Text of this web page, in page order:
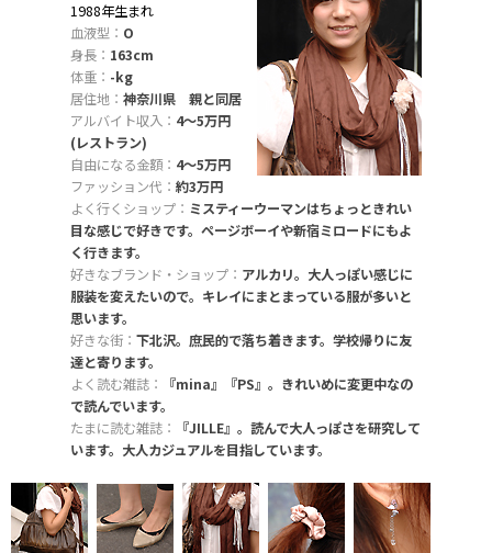
1988年生まれ
血液型： O
身長： 163cm
体重： -kg
居住地： 神奈川県 親と同居
アルバイト収入： 4〜5万円
(レストラン)
自由になる金額： 4〜5万円
ファッション代： 約3万円
よく行くショップ： ミスティーウーマンはちょっときれい
目な感じで好きです。ページボーイや新宿ミロードにもよ
く行きます。
好きなブランド・ショップ： アルカリ。大人っぽい感じに
服装を変えたいので。キレイにまとまっている服が多いと
思います。
好きな街： 下北沢。庶民的で落ち着きます。学校帰りに友
達と寄ります。
よく読む雑誌：
『mina』『PS』。きれいめに変更中なの
で読んでいます。
たまに読む雑誌：
『JILLE』。読んで大人っぽさを研究して
います。大人カジュアルを目指しています。